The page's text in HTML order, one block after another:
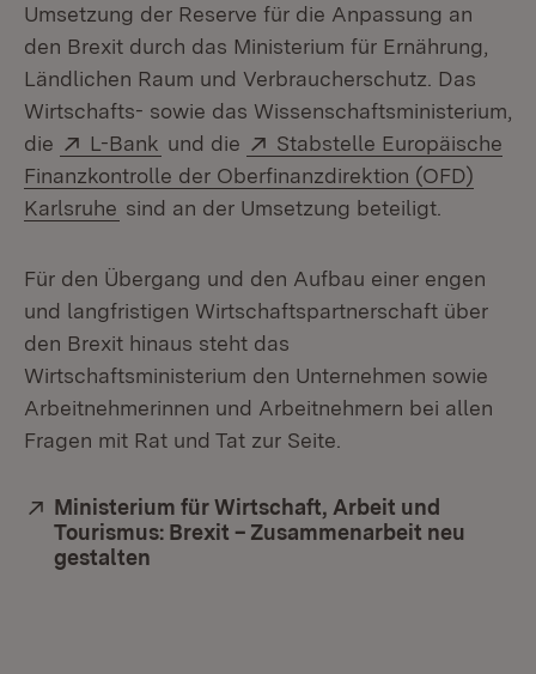
Umsetzung der Reserve für die Anpassung an
den Brexit durch das Ministerium für Ernährung,
Ländlichen Raum und Verbraucherschutz. Das
Wirtschafts- sowie das Wissenschaftsministerium,
die
Extern:
L-Bank (Öffnet in neuem Fenster)
und die Extern:
Stabstelle Europäische
Finanzkontrolle der Oberfinanzdirektion (OFD)
Karlsruhe (Öffnet in neuem Fenster)
sind an der Umsetzung beteiligt.
Für den Übergang und den Aufbau einer engen
und langfristigen Wirtschaftspartnerschaft über
den Brexit hinaus steht das
Wirtschaftsministerium den Unternehmen sowie
Arbeitnehmerinnen und Arbeitnehmern bei allen
Fragen mit Rat und Tat zur Seite.
Extern:
Ministerium für Wirtschaft, Arbeit und
Tourismus: Brexit – Zusammenarbeit neu
gestalten